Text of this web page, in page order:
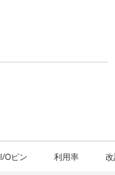
I/Oピン 利用率